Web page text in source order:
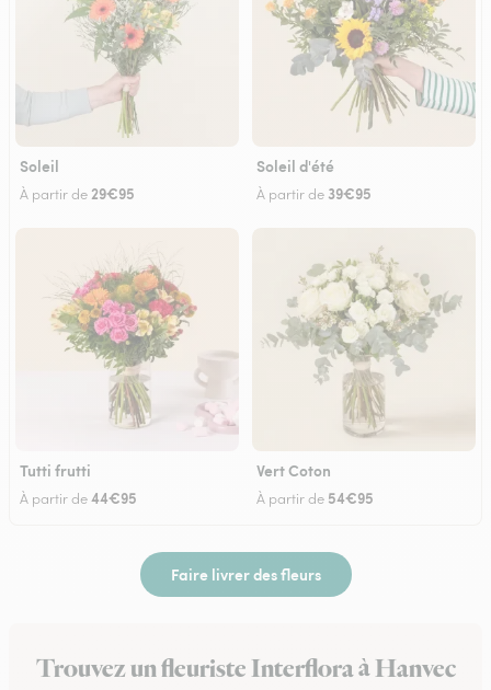
Soleil
À partir de29€95
Soleil d'été
À partir de 39€95
Tutti frutti
À partir de44€95
Vert Coton
À partir de 54€95
Faire livrer des fleurs
Trouvez un fleuriste Interflora à Hanvec